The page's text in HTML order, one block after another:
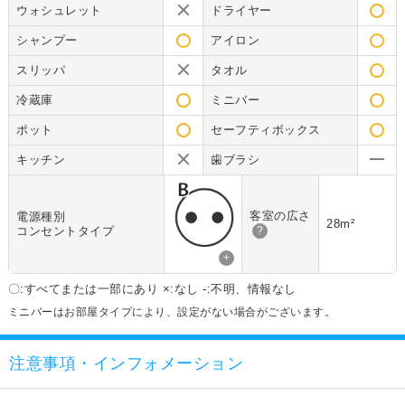
ウォシュレット ドライヤー
シャンプー アイロン
スリッパ タオル
冷蔵庫 ミニバー
ポット セーフティボックス
キッチン 歯ブラシ
電源種別
コンセントタイプ
+
客室の広さ
? 28m²
〇:すべてまたは一部にあり ×:なし -:不明、情報なし
ミニバーはお部屋タイプにより、設定がない場合がございます。
注意事項・インフォメーション